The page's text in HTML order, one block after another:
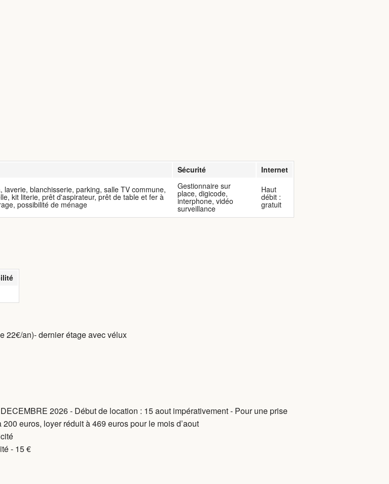
Sécurité
Internet
laverie, blanchisserie, parking, salle TV commune,
kit literie, prêt d'aspirateur, prêt de table et fer à
possibilité de ménage
Gestionnaire sur
place, digicode,
interphone, vidéo
surveillance
Haut
débit :
gratuit
22€/an)- dernier étage avec vélux
2026 - Début de location : 15 aout impérativement - Pour une prise
euros, loyer réduit à 469 euros pour le mois d’aout
- 15 €